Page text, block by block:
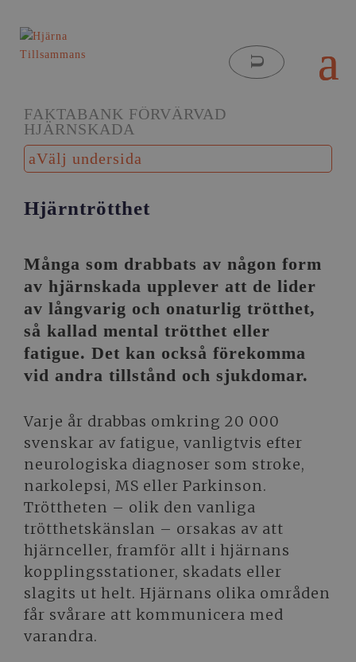
FAKTABANK FÖRVÄRVAD
HJÄRNSKADA
Välj undersida
Hjärntrötthet
Många som drabbats av någon form
av hjärnskada upplever att de lider
av långvarig och onaturlig trötthet,
så kallad mental trötthet eller
fatigue. Det kan också förekomma
vid andra tillstånd och sjukdomar.
Varje år drabbas omkring 20 000
svenskar av fatigue, vanligtvis efter
neurologiska diagnoser som stroke,
narkolepsi, MS eller Parkinson.
Tröttheten – olik den vanliga
trötthetskänslan – orsakas av att
hjärnceller, framför allt i hjärnans
kopplingsstationer, skadats eller
slagits ut helt. Hjärnans olika områden
får svårare att kommunicera med
varandra.